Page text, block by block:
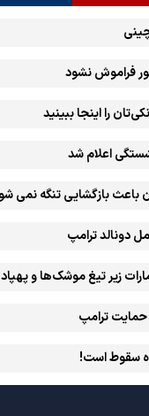
فراموش نشود
را اینجا ببینید
اعلام شد
باعث بازگشایی تنگه نمی
دونالد ترامپ
زیر تیغ موشک‌ها و
ترامپ
سقوط است!